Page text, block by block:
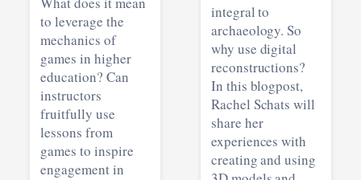
to leverage the
mechanics of
games in higher
education? Can
instructors
fruitfully use
lessons from
games to inspire
engagement in
integral to
archaeology. So
why use digital
reconstructions?
In this blogpost,
Rachel Schats will
share her
experiences with
creating and using